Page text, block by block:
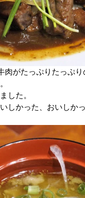
肉がたっぷりたっぷり
した。
しかった、おいしか